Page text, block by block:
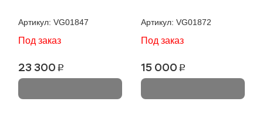
Артикул: VG01847
Под заказ
23 300 p
Артикул: VG01872
Под заказ
15 000 p